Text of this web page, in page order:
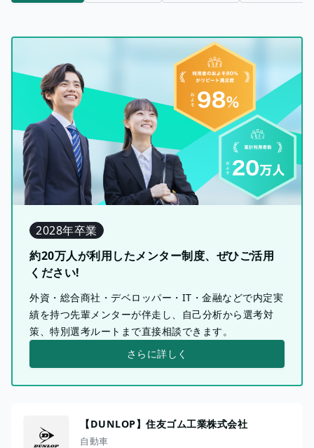
2028年卒業
約20万人が利用したメンター制度、ぜひご活用
ください!
外資・総合商社・デベロッパー・IT・金融などで内定実
績を持つ先輩メンターが伴走し、自己分析から選考対
策、特別選考ルートまで直接相談できます。
さらに詳しく
【DUNLOP】住友ゴム工業株式会社
自動車